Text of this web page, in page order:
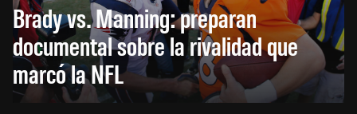
Brady vs. Manning: preparan
documental sobre la rivalidad que
marcó la NFL